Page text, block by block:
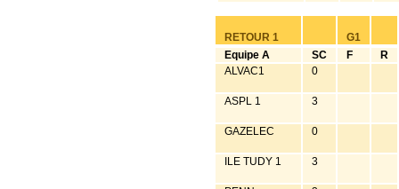
RETOUR 1
G1
Equipe A
SC F
R
ALVAC1
0
ASPL 1 3
GAZELEC 0
ILE TUDY 1 3